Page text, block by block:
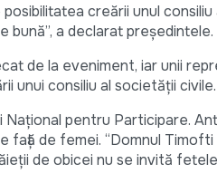
creării unul
a declarat preşedintele.
de la eveniment, iar unii
unui consiliu al societăţii civile.
Național pentru Participare.
de femei. “Domnul
de obicei nu se invită